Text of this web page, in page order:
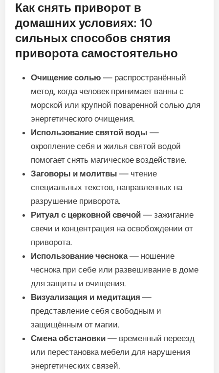
Как снять приворот в
домашних условиях: 10
сильных способов снятия
приворота самостоятельно
Очищение солью — распространённый
метод, когда человек принимает ванны с
морской или крупной поваренной солью для
энергетического очищения.
Использование святой воды —
окропление себя и жилья святой водой
помогает снять магическое воздействие.
Заговоры и молитвы — чтение
специальных текстов, направленных на
разрушение приворота.
Ритуал с церковной свечой — зажигание
свечи и концентрация на освобождении от
приворота.
Использование чеснока— ношение
чеснока при себе или развешивание в доме
для защиты и очищения.
Визуализация и медитация —
представление себя свободным и
защищённым от магии.
Смена обстановки — временный переезд
или перестановка мебели для нарушения
энергетических связей.